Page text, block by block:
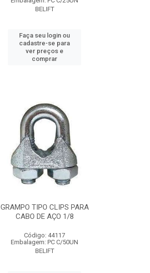
BELIFT
Faça seu login ou
cadastre-se para
ver preços e
comprar
GRAMPO TIPO CLIPS PARA
CABO DE AÇO 1/8
Código: 44117
Embalagem: PC C/50UN
BELIFT